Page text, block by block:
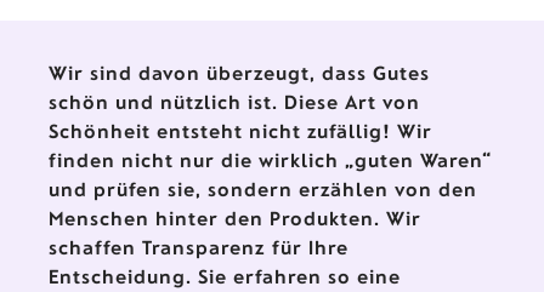
Wir sind davon überzeugt, dass Gutes
schön und nützlich ist. Diese Art von
Schönheit entsteht nicht zufällig! Wir
finden nicht nur die wirklich „guten Waren“
und prüfen sie, sondern erzählen von den
Menschen hinter den Produkten. Wir
schaffen Transparenz für Ihre
Entscheidung. Sie erfahren so eine